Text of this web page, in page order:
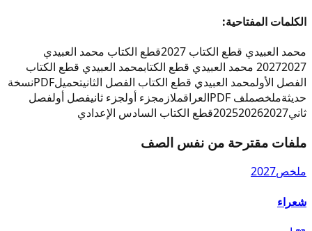
الكلمات المفتاحية:
محمد العبيدي قطع الكتاب 2027
قطع الكتاب محمد العبيدي
20272027 محمد العبيدي قطع الكتاب
محمد العبيدي قطع الكتاب
الفصل الأولمحمد العبيدي قطع الكتاب الفصل الثانيتحميلPDFنسخة
حديثةملخصملف PDF العراقملازمجزء أولجزء ثانيفصل أولفصل
ثاني
202520262027 قطع الكتاب السادس الإعدادي
ملفات مقترحة من نفس الصف
ملخص2027
شعراء